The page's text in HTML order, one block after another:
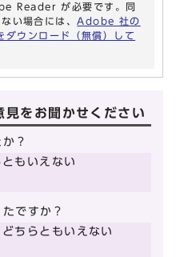
Reader が必要です。同
い場合には、 Adobe 社の
ウンロード（無償）して
見をお聞かせください
？
もいえない
ですか？
どちらともいえない